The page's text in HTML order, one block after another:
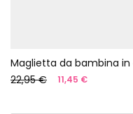
22,95 €
11,45 €